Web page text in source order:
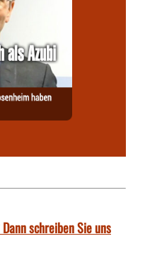
schreiben Sie uns